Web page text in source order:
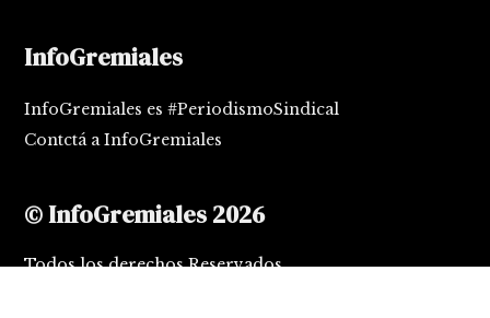
InfoGremiales
InfoGremiales es #PeriodismoSindical
Contctá a InfoGremiales
© InfoGremiales 2026
Todos los derechos Reservados